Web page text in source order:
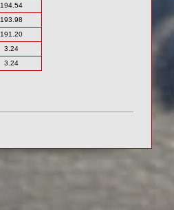
194.54
193.98
191.20
3.24
3.24